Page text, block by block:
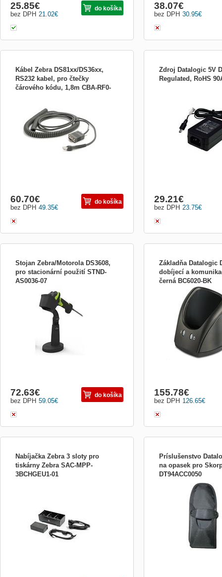
21.02€
bez DPH
25.85€ do košíka
30.95€
bez DPH
38.07€
Kábel Zebra DS81xx/DS36xx,
RS232 kabel, pro čtečky
čárového kódu, 1,8m CBA-RF0-
řady DS81xx a DS36xx
49.35€
bez DPH
60.70€ do košíka
Zdroj Datalogic 5V
Regulated, RoHS
kódu Datalogic.
23.75€
bez DPH
29.21€
Stojan Zebra/Motorola DS3608,
pro stacionární použití STND-
AS0036-07
uchycení čtečky čarového kódu Zebra
59.05€
bez DPH
72.63€ do košíka
Základňa Datalogic
dobíjecí a
černá BC6020-BK
Samostatný napájecí
5V DC je určený pro
kódu Datalogic.
126.65€
bez DPH
155.78€
Nabíjačka Zebra 3 sloty pro
tiskárny Zebra SAC-MPP-
3BCHGEU1-01
napájecí zdroj a kabel. Nabíječka využívá
3 nabíjecí sloty.
Príslušenstvo
na opasek pro
DT94ACC0050
Pouzdro s uchycením za
určené pro zařízení
Je vhodné jak pro
pistolovou s rukojetí.